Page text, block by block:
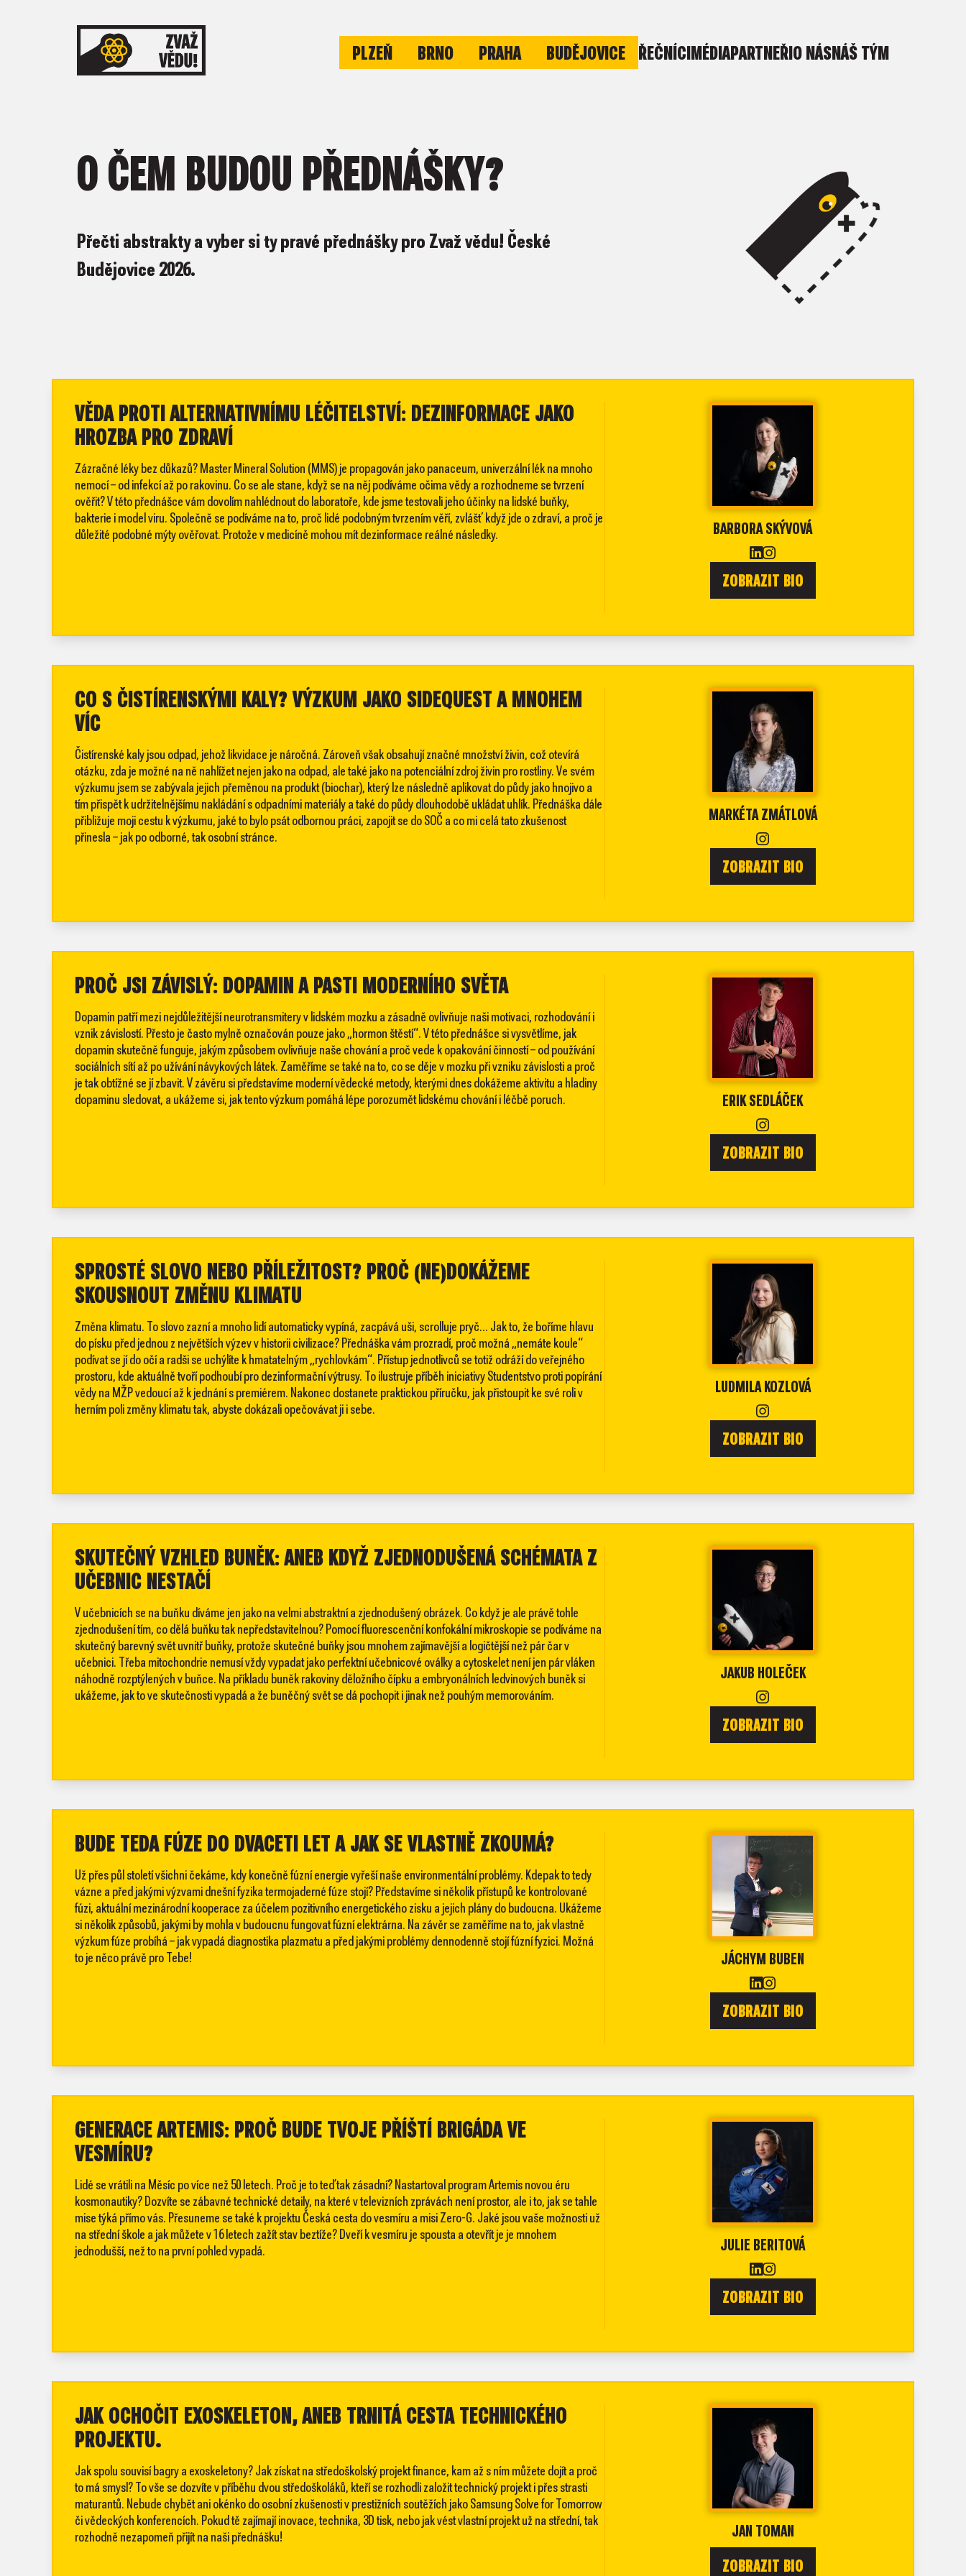
PLZEŇ BRNO PRAHA BUDĚJOVICE ŘEČNÍCIMÉDIAPARTNEŘIO NÁSNÁŠ TÝM
O ČEM BUDOU PŘEDNÁŠKY?
Přečti abstrakty a vyber si ty pravé přednášky pro Zvaž vědu! České
Budějovice 2026.
VĚDA PROTI ALTERNATIVNÍMU LÉČITELSTVÍ: DEZINFORMACE JAKO
HROZBA PRO ZDRAVÍ
Zázračné léky bez důkazů? Master Mineral Solution (MMS) je propagován jako panaceum, univerzální lék na mnoho
nemocí – od infekcí až po rakovinu. Co se ale stane, když se na něj podíváme očima vědy a rozhodneme se tvrzení
ověřit? V této přednášce vám dovolím nahlédnout do laboratoře, kde jsme testovali jeho účinky na lidské buňky,
bakterie i model viru. Společně se podíváme na to, proč lidé podobným tvrzením věří, zvlášť když jde o zdraví, a proč je
důležité podobné mýty ověřovat. Protože v medicíně mohou mít dezinformace reálné následky.
BARBORA SKÝVOVÁ
ZOBRAZIT BIO
CO S ČISTÍRENSKÝMI KALY? VÝZKUM JAKO SIDEQUEST A MNOHEM
VÍC
Čistírenské kaly jsou odpad, jehož likvidace je náročná. Zároveň však obsahují značné množství živin, což otevírá
otázku, zda je možné na ně nahlížet nejen jako na odpad, ale také jako na potenciální zdroj živin pro rostliny. Ve svém
výzkumu jsem se zabývala jejich přeměnou na produkt (biochar), který lze následně aplikovat do půdy jako hnojivo a
tím přispět k udržitelnějšímu nakládání s odpadními materiály a také do půdy dlouhodobě ukládat uhlík. Přednáška dále
přibližuje moji cestu k výzkumu, jaké to bylo psát odbornou práci, zapojit se do SOČ a co mi celá tato zkušenost
přinesla – jak po odborné, tak osobní stránce.
MARKÉTA ZMÁTLOVÁ
ZOBRAZIT BIO
PROČ JSI ZÁVISLÝ: DOPAMIN A PASTI MODERNÍHO SVĚTA
Dopamin patří mezi nejdůležitější neurotransmitery v lidském mozku a zásadně ovlivňuje naši motivaci, rozhodování i
vznik závislostí. Přesto je často mylně označován pouze jako „hormon štěstí“. V této přednášce si vysvětlíme, jak
dopamin skutečně funguje, jakým způsobem ovlivňuje naše chování a proč vede k opakování činností – od používání
sociálních sítí až po užívání návykových látek. Zaměříme se také na to, co se děje v mozku při vzniku závislosti a proč
je tak obtížné se jí zbavit. V závěru si představíme moderní vědecké metody, kterými dnes dokážeme aktivitu a hladiny
dopaminu sledovat, a ukážeme si, jak tento výzkum pomáhá lépe porozumět lidskému chování i léčbě poruch.
ERIK SEDLÁČEK
ZOBRAZIT BIO
SPROSTÉ SLOVO NEBO PŘÍLEŽITOST? PROČ (NE)DOKÁŽEME
SKOUSNOUT ZMĚNU KLIMATU
Změna klimatu. To slovo zazní a mnoho lidí automaticky vypíná, zacpává uši, scrolluje pryč... Jak to, že boříme hlavu
do písku před jednou z největších výzev v historii civilizace? Přednáška vám prozradí, proč možná „nemáte koule“
podívat se jí do očí a radši se uchýlíte k hmatatelným „rychlovkám“. Přístup jednotlivců se totiž odráží do veřejného
prostoru, kde aktuálně tvoří podhoubí pro dezinformační výtrusy. To ilustruje příběh iniciativy Studentstvo proti popírání
vědy na MŽP vedoucí až k jednání s premiérem. Nakonec dostanete praktickou příručku, jak přistoupit ke své roli v
herním poli změny klimatu tak, abyste dokázali opečovávat ji i sebe.
LUDMILA KOZLOVÁ
ZOBRAZIT BIO
SKUTEČNÝ VZHLED BUNĚK: ANEB KDYŽ ZJEDNODUŠENÁ SCHÉMATA Z
UČEBNIC NESTAČÍ
V učebnicích se na buňku díváme jen jako na velmi abstraktní a zjednodušený obrázek. Co když je ale právě tohle
zjednodušení tím, co dělá buňku tak nepředstavitelnou? Pomocí fluorescenční konfokální mikroskopie se podíváme na
skutečný barevný svět uvnitř buňky, protože skutečné buňky jsou mnohem zajímavější a logičtější než pár čar v
učebnici. Třeba mitochondrie nemusí vždy vypadat jako perfektní učebnicové oválky a cytoskelet není jen pár vláken
náhodně rozptýlených v buňce. Na příkladu buněk rakoviny děložního čípku a embryonálních ledvinových buněk si
ukážeme, jak to ve skutečnosti vypadá a že buněčný svět se dá pochopit i jinak než pouhým memorováním.
JAKUB HOLEČEK
ZOBRAZIT BIO
BUDE TEDA FÚZE DO DVACETI LET A JAK SE VLASTNĚ ZKOUMÁ?
Už přes půl století všichni čekáme, kdy konečně fúzní energie vyřeší naše environmentální problémy. Kdepak to tedy
vázne a před jakými výzvami dnešní fyzika termojaderné fúze stojí? Představíme si několik přístupů ke kontrolované
fúzi, aktuální mezinárodní kooperace za účelem pozitivního energetického zisku a jejich plány do budoucna. Ukážeme
si několik způsobů, jakými by mohla v budoucnu fungovat fúzní elektrárna. Na závěr se zaměříme na to, jak vlastně
výzkum fúze probíhá – jak vypadá diagnostika plazmatu a před jakými problémy dennodenně stojí fúzní fyzici. Možná
to je něco právě pro Tebe!
JÁCHYM BUBEN
ZOBRAZIT BIO
GENERACE ARTEMIS: PROČ BUDE TVOJE PŘÍŠTÍ BRIGÁDA VE
VESMÍRU?
Lidé se vrátili na Měsíc po více než 50 letech. Proč je to teď tak zásadní? Nastartoval program Artemis novou éru
kosmonautiky? Dozvíte se zábavné technické detaily, na které v televizních zprávách není prostor, ale i to, jak se tahle
mise týká přímo vás. Přesuneme se také k projektu Česká cesta do vesmíru a misi Zero-G. Jaké jsou vaše možnosti už
na střední škole a jak můžete v 16 letech zažít stav beztíže? Dveří k vesmíru je spousta a otevřít je je mnohem
jednodušší, než to na první pohled vypadá.
JULIE BERITOVÁ
ZOBRAZIT BIO
JAK OCHOČIT EXOSKELETON, ANEB TRNITÁ CESTA TECHNICKÉHO
PROJEKTU.
Jak spolu souvisí bagry a exoskeletony? Jak získat na středoškolský projekt finance, kam až s ním můžete dojít a proč
to má smysl? To vše se dozvíte v příběhu dvou středoškoláků, kteří se rozhodli založit technický projekt i přes strasti
maturantů. Nebude chybět ani okénko do osobní zkušenosti v prestižních soutěžích jako Samsung Solve for Tomorrow
či vědeckých konferencích. Pokud tě zajímají inovace, technika, 3D tisk, nebo jak vést vlastní projekt už na střední, tak
rozhodně nezapomeň přijít na naši přednášku!
JAN TOMAN
ZOBRAZIT BIO